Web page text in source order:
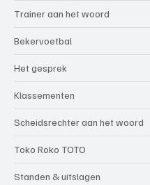
Trainer aan het woord
Bekervoetbal
Het gesprek
Klassementen
Scheidsrechter aan het woord
Toko Roko TOTO
Standen & uitslagen